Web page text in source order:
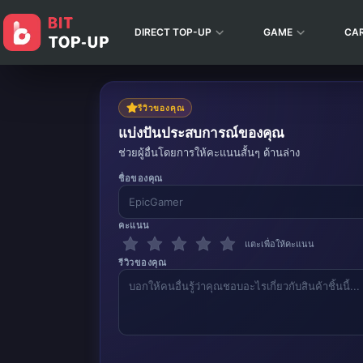
DIRECT TOP-UP GAME
รีวิวของคุณ
แบ่งปันประสบการณ์ของคุณ
ช่วยผู้อื่นโดยการให้คะแนนสั้นๆ ด้านล่าง
ชื่อของคุณ
คะแนน
แตะเพื่อให้คะแนน
รีวิวของคุณ